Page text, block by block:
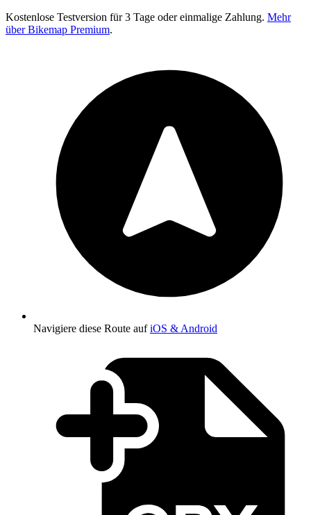
Kostenlose Testversion für 3 Tage oder einmalige Zahlung. Mehr
über Bikemap Premium.
Navigiere diese Route aufiOS & Android